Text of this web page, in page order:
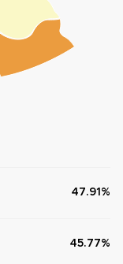
47.91%
45.77%